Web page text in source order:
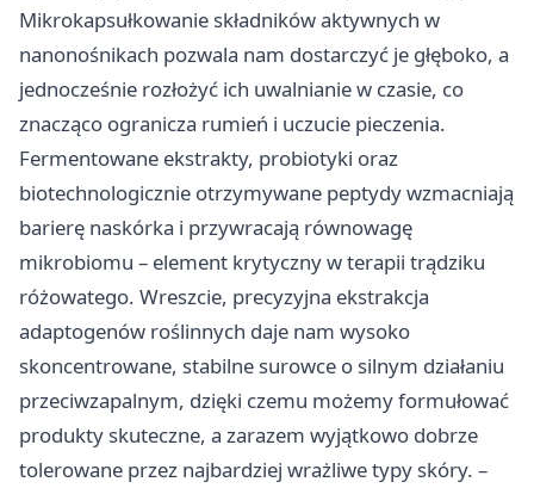
Mikrokapsułkowanie składników aktywnych w
nanonośnikach pozwala nam dostarczyć je głęboko, a
jednocześnie rozłożyć ich uwalnianie w czasie, co
znacząco ogranicza rumień i uczucie pieczenia.
Fermentowane ekstrakty, probiotyki oraz
biotechnologicznie otrzymywane peptydy wzmacniają
barierę naskórka i przywracają równowagę
mikrobiomu – element krytyczny w terapii trądziku
różowatego. Wreszcie, precyzyjna ekstrakcja
adaptogenów roślinnych daje nam wysoko
skoncentrowane, stabilne surowce o silnym działaniu
przeciwzapalnym, dzięki czemu możemy formułować
produkty skuteczne, a zarazem wyjątkowo dobrze
tolerowane przez najbardziej wrażliwe typy skóry. –